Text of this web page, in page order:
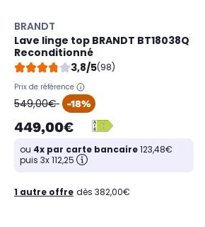
BRANDT
Lave linge top BRANDT BT18038Q
Reconditionné
3,8/5(98)
Prix de référence
oldPrice
549,00€ -18%
449,00€
ou 4x par carte bancaire123,48€
puis 3x 112,25
1 autre offre dès 382,00€